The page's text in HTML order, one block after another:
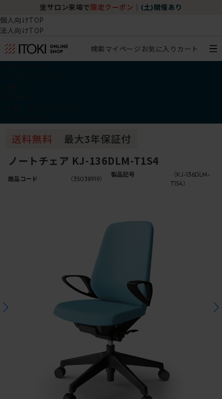
坐サロン来場で 限定クーポン (土)開催あり
個人向けTOP
法人向けTOP
検索マイページ お気に入り カート
ノートチェア KJ-136DLM-T1S4
商品コード （35038919）
製品記号
（KJ-136DLM-
T1S4）